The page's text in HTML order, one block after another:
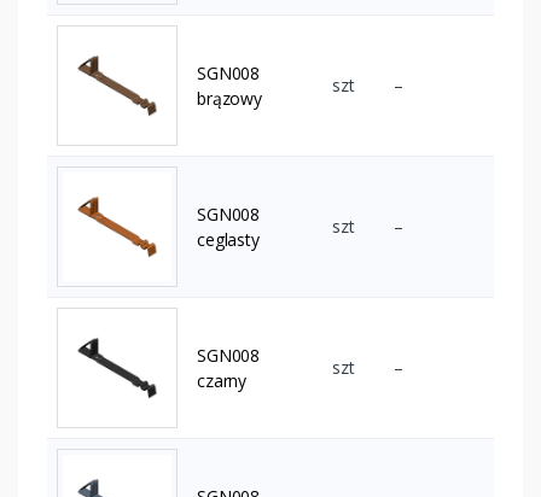
SGN008
brązowy
szt –
SGN008
ceglasty
szt –
SGN008
czarny
szt –